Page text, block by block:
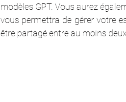
modèles GPT. Vous aurez
vous permettra de gérer votre
être partagé entre au moins